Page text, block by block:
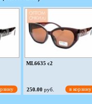
ML6635 c2
250.00 руб. в корзину